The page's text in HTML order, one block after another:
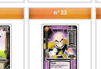
n° 23